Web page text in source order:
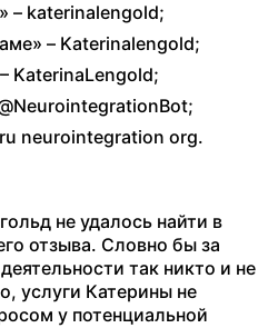
– katerinalengold;
– Katerinalengold;
KaterinaLengold;
neurointegration org.
не удалось найти в
отзыва. Словно бы за
так никто и не
услуги Катерины не
у потенциальной